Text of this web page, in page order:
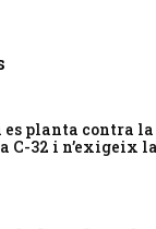
es planta contra la
C-32 i n’exigeix